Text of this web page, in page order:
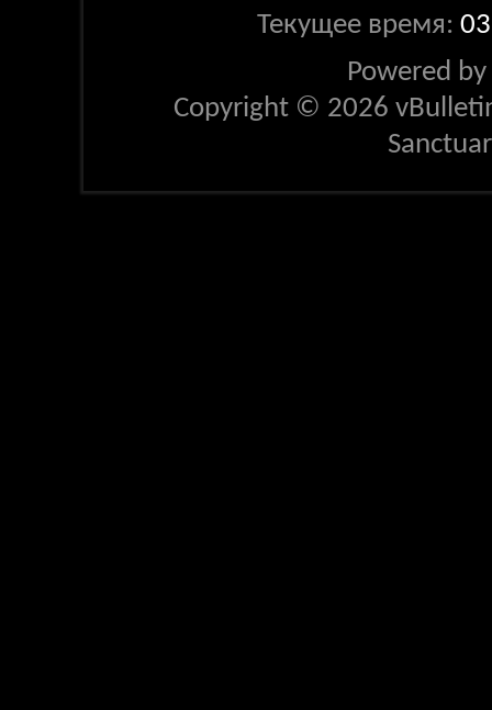
Текущее время:
Powered by
Copyright © 2026